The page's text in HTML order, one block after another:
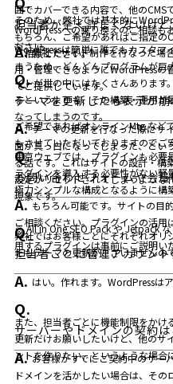
そのため、弊社では基本的に
もちろん、ご希望があればご指定の
ご相談ください。
WordPressへの乗り換えのご相談も
ださい。
囲でカバーできる内容で、他のCMS
WordPressは簡単に誰でもカスタマ
まうため、どんどんプログラムが巨
イトが世の中にはたくさんありま
るというよりも、その構築・運用が
なってしまうのです。
東京ウェブでは、プラグインも必
ラグインを導入する必要性がない軽
極力シンプルな構成となるように構
※ All in One SEO Pack や Jetpack
用するプラグインは事前にご説明い
担当者が全く詳しくないけ
弊社でサイト制作を行なった場
用・管理できるようにWordPressの
てご提供しています。
ご希望であればオンラインMtg.など
もさせていただいておりますのでご
テーマを更新したら表示が
テーマの更新を行なった際にサ
面が真っ白になってしまった、と
る話です。これはサイトの設計・構
設定がリセットされてしまうような
現象です。
弊社ではお客様ごとにそれぞれオリ
そもテーマの更新がございませんの
お問い合わせフォームや会
もちろん可能です。サイトの目
ご相談ください。プラグインの活用
担当者ごとに管理アカウン
はい。作れます。WordPressは
また、担当者ごとに機能制限をか
更新だけお願いしたいけど、他のサ
ントを作りたい、というような場合
サーバーやドメインの契約
お客様がすでにご契約中のサー
ドメインを活かしたい場合は、そ